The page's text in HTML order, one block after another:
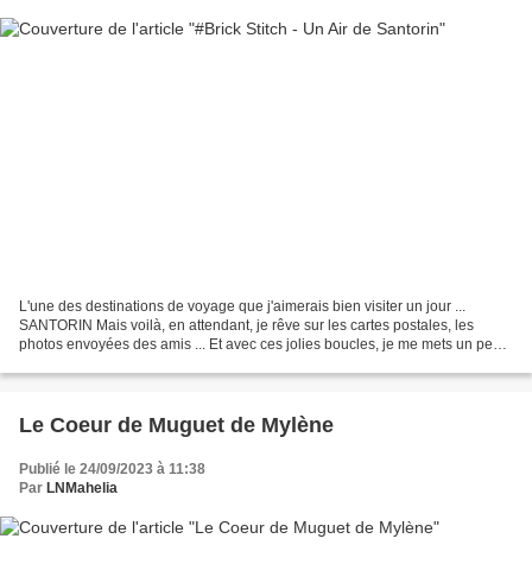
L'une des destinations de voyage que j'aimerais bien visiter un jour ...
SANTORIN Mais voilà, en attendant, je rêve sur les cartes postales, les
photos envoyées des amis ... Et avec ces jolies boucles, je me mets un peu
Le Coeur de Muguet de Mylène
Publié le 24/09/2023 à 11:38
Par LNMahelia